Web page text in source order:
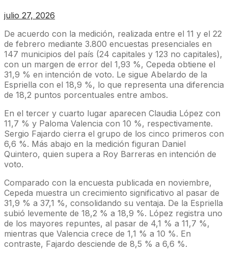
julio 27, 2026
De acuerdo con la medición, realizada entre el 11 y el 22
de febrero mediante 3.800 encuestas presenciales en
147 municipios del país (24 capitales y 123 no capitales),
con un margen de error del 1,93 %, Cepeda obtiene el
31,9 % en intención de voto. Le sigue Abelardo de la
Espriella con el 18,9 %, lo que representa una diferencia
de 18,2 puntos porcentuales entre ambos.
En el tercer y cuarto lugar aparecen Claudia López con
11,7 % y Paloma Valencia con 10 %, respectivamente.
Sergio Fajardo cierra el grupo de los cinco primeros con
6,6 %. Más abajo en la medición figuran Daniel
Quintero, quien supera a Roy Barreras en intención de
voto.
Comparado con la encuesta publicada en noviembre,
Cepeda muestra un crecimiento significativo al pasar de
31,9 % a 37,1 %, consolidando su ventaja. De la Espriella
subió levemente de 18,2 % a 18,9 %. López registra uno
de los mayores repuntes, al pasar de 4,1 % a 11,7 %,
mientras que Valencia crece de 1,1 % a 10 %. En
contraste, Fajardo desciende de 8,5 % a 6,6 %.